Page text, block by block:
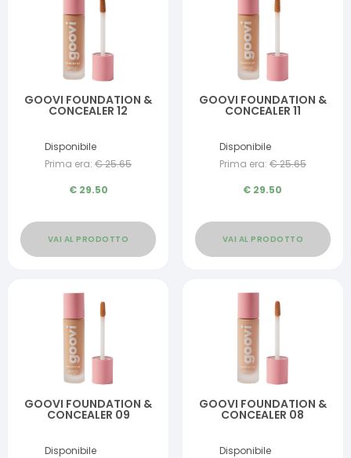
GOOVI FOUNDATION &
CONCEALER 12
Disponibile
Prima era: €25.65
€ 29.50
VAI AL PRODOTTO
GOOVI FOUNDATION &
CONCEALER 11
Disponibile
Prima era: €25.65
€ 29.50
VAI AL PRODOTTO
GOOVI FOUNDATION &
CONCEALER 09
Disponibile
GOOVI FOUNDATION &
CONCEALER 08
Disponibile